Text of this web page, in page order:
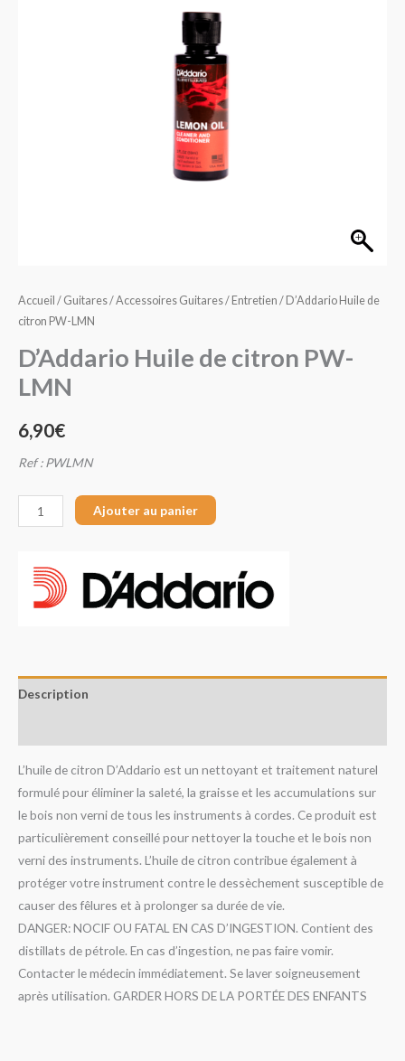
Accueil / Guitares/Accessoires Guitares/ Entretien / D’Addario Huile de
citron PW-LMN
D’Addario Huile de citron PW-
LMN
6,90€
Ref : PWLMN
Ajouter au panier
Description
L’huile de citron D’Addario est un nettoyant et traitement naturel
formulé pour éliminer la saleté, la graisse et les accumulations sur
le bois non verni de tous les instruments à cordes. Ce produit est
particulièrement conseillé pour nettoyer la touche et le bois non
verni des instruments. L’huile de citron contribue également à
protéger votre instrument contre le dessèchement susceptible de
causer des fêlures et à prolonger sa durée de vie.
DANGER: NOCIF OU FATAL EN CAS D’INGESTION. Contient des
distillats de pétrole. En cas d’ingestion, ne pas faire vomir.
Contacter le médecin immédiatement. Se laver soigneusement
après utilisation. GARDER HORS DE LA PORTÉE DES ENFANTS